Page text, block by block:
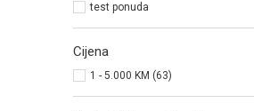
test ponuda
Cijena
1 - 5.000 KM (63)